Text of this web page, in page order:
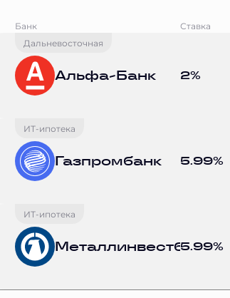
Банк Ставка
Дальневосточная
Альфа-Банк 2%
ИТ-ипотека
Газпромбанк 5.99%
ИТ-ипотека
Металлинвестбанк
5.99%